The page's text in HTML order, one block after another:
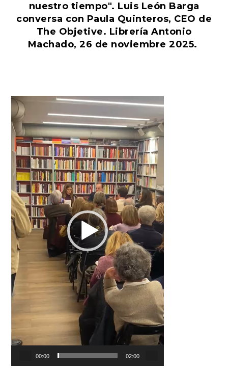
nuestro tiempo". Luis León Barga
conversa con Paula Quinteros, CEO de
The Objetive. Librería Antonio
Machado, 26 de noviembre 2025.
Reproductor
de
vídeo
00:00 02:00